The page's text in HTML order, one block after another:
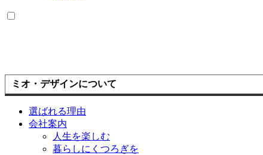
ミオ・デザインについて
選ばれる理由
会社案内
人生を楽しむ
暮らしにくつろぎを